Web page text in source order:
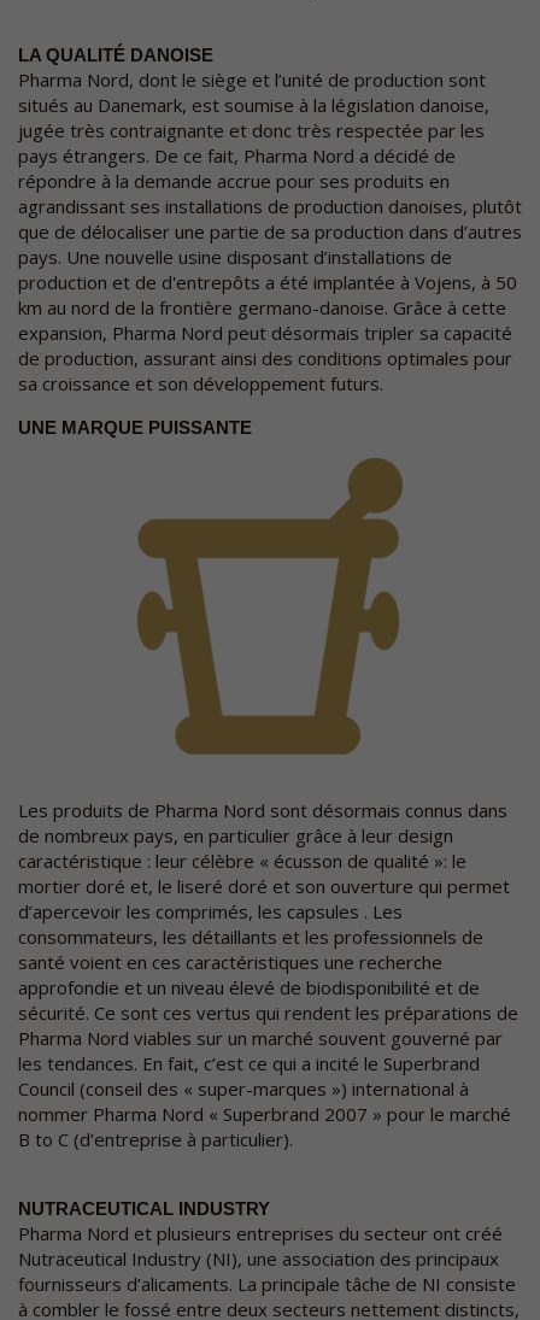
LA QUALITÉ DANOISE
Pharma Nord, dont le siège et l’unité de production sont
situés au Danemark, est soumise à la législation danoise,
jugée très contraignante et donc très respectée par les
pays étrangers. De ce fait, Pharma Nord a décidé de
répondre à la demande accrue pour ses produits en
agrandissant ses installations de production danoises, plutôt
que de délocaliser une partie de sa production dans d’autres
pays. Une nouvelle usine disposant d’installations de
production et de d'entrepôts a été implantée à Vojens, à 50
km au nord de la frontière germano-danoise. Grâce à cette
expansion, Pharma Nord peut désormais tripler sa capacité
de production, assurant ainsi des conditions optimales pour
sa croissance et son développement futurs.
UNE MARQUE PUISSANTE
Les produits de Pharma Nord sont désormais connus dans
de nombreux pays, en particulier grâce à leur design
caractéristique : leur célèbre « écusson de qualité »: le
mortier doré et, le liseré doré et son ouverture qui permet
d’apercevoir les comprimés, les capsules . Les
consommateurs, les détaillants et les professionnels de
santé voient en ces caractéristiques une recherche
approfondie et un niveau élevé de biodisponibilité et de
sécurité. Ce sont ces vertus qui rendent les préparations de
Pharma Nord viables sur un marché souvent gouverné par
les tendances. En fait, c’est ce qui a incité le Superbrand
Council (conseil des « super-marques ») international à
nommer Pharma Nord « Superbrand 2007 » pour le marché
B to C (d’entreprise à particulier).
NUTRACEUTICAL INDUSTRY
Pharma Nord et plusieurs entreprises du secteur ont créé
Nutraceutical Industry (NI), une association des principaux
fournisseurs d’alicaments. La principale tâche de NI consiste
à combler le fossé entre deux secteurs nettement distincts,